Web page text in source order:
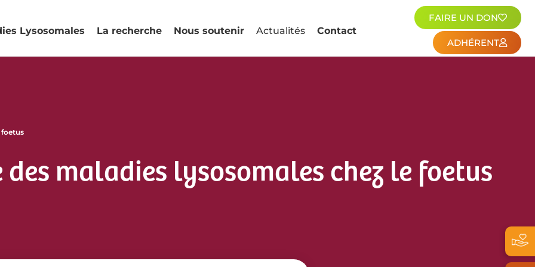
Lysosomales La recherche Nous soutenir Actualités Contact
FAIRE UN DON
ADHÉRENT
foetus
des maladies lysosomales chez le foetus